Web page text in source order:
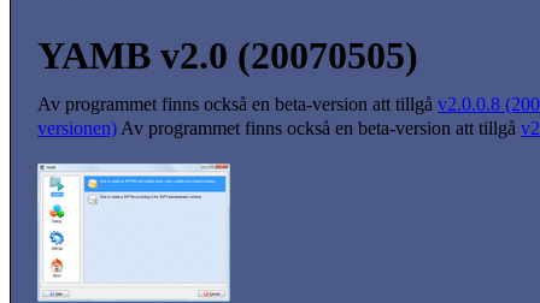
YAMB v2.0 (20070505)
Av programmet finns också en beta-version att tillgå v2.0.0.8
versionen)Av programmet finns också en beta-version att tillgå